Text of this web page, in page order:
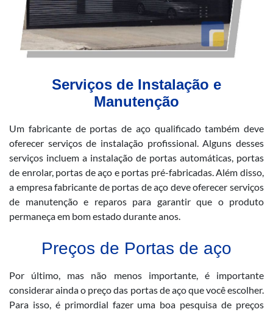
Serviços de Instalação e
Manutenção
Um fabricante de portas de aço qualificado também deve
oferecer serviços de instalação profissional. Alguns desses
serviços incluem a instalação de portas automáticas, portas
de enrolar, portas de aço e portas pré-fabricadas. Além disso,
a empresa fabricante de portas de aço deve oferecer serviços
de manutenção e reparos para garantir que o produto
permaneça em bom estado durante anos.
Preços de Portas de aço
Por último, mas não menos importante, é importante
considerar ainda o preço das portas de aço que você escolher.
Para isso, é primordial fazer uma boa pesquisa de preços